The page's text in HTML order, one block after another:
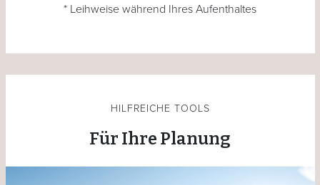
* Leihweise während Ihres Aufenthaltes
HILFREICHE TOOLS
Für Ihre Planung